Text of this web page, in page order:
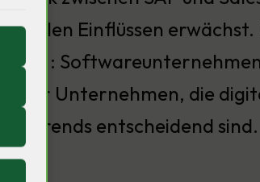
Einflüssen
:
der Unternehmen, die
Trends entscheidend